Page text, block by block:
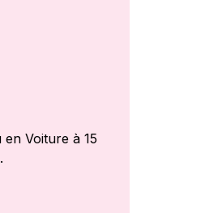
Voiture à 15